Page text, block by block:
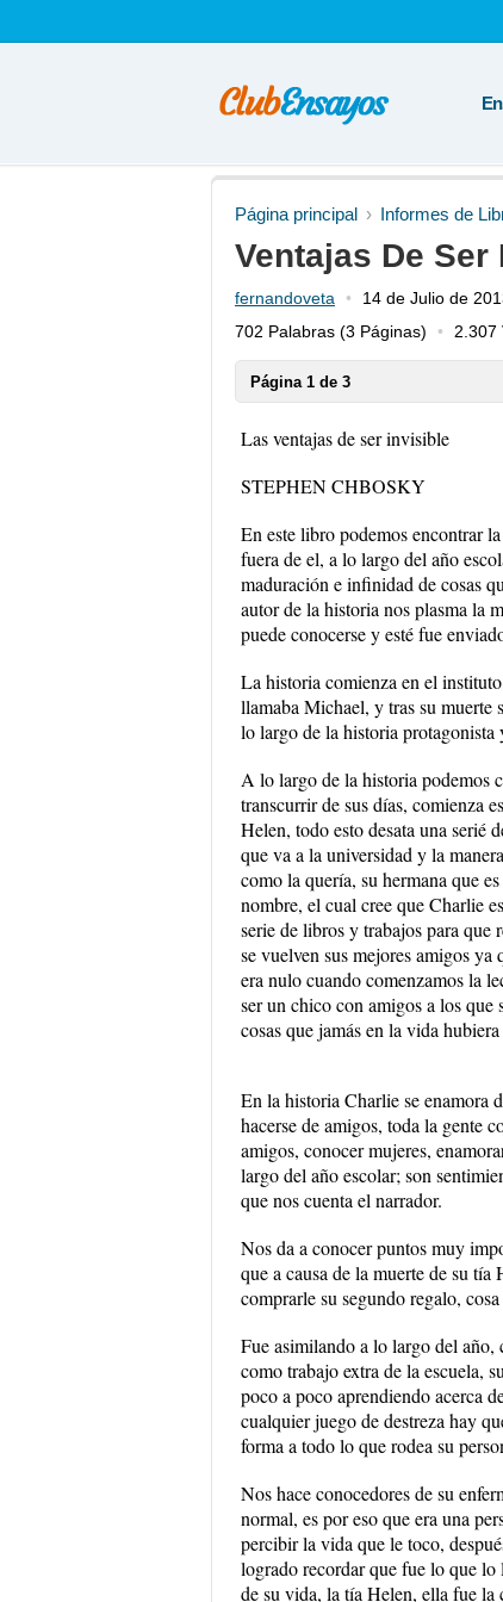
Página principal Informes de
Ventajas De
fernandoveta
14 de Julio de
702 Palabras (3 Páginas) 2.307
Página 1 de 3
Las ventajas de ser invisible
STEPHEN CHBOSKY
En este libro podemos encontrar
fuera de el, a lo largo del año
maduración e infinidad de cosas
autor de la historia nos plasma la
puede conocerse y esté fue
La historia comienza en el
llamaba Michael, y tras su muerte
lo largo de la historia protagonista
A lo largo de la historia podemos
transcurrir de sus días, comienza
Helen, todo esto desata una serié
que va a la universidad y la
como la quería, su hermana que
nombre, el cual cree que Charlie
serie de libros y trabajos para que
se vuelven sus mejores amigos
era nulo cuando comenzamos la
ser un chico con amigos a los que
cosas que jamás en la vida
En la historia Charlie se enamora
hacerse de amigos, toda la gente
amigos, conocer mujeres,
largo del año escolar; son
que nos cuenta el narrador.
Nos da a conocer puntos muy
que a causa de la muerte de su
comprarle su segundo regalo,
Fue asimilando a lo largo del año,
como trabajo extra de la escuela,
poco a poco aprendiendo acerca
cualquier juego de destreza hay
forma a todo lo que rodea su
Nos hace conocedores de su
normal, es por eso que era una
percibir la vida que le toco,
logrado recordar que fue lo que
de su vida, la tía Helen, ella fue la